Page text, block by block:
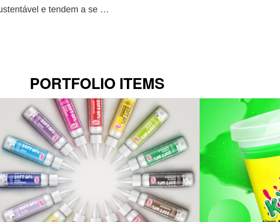
e tendem a se …
PORTFOLIO ITEMS